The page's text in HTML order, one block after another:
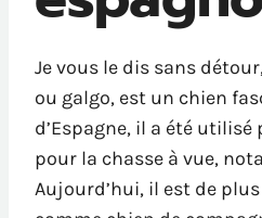
Je vous le dis sans
ou galgo, est un chien
d’Espagne, il a été
pour la chasse à vue,
Aujourd’hui, il est de